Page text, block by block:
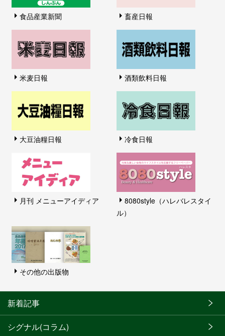
食品産業新聞 畜産日報
米麦日報 酒類飲料日報
大豆油糧日報 冷食日報
月刊 メニューアイディア
8080style（ハレバレスタイ
ル）
その他の出版物
新着記事
シグナル(コラム)